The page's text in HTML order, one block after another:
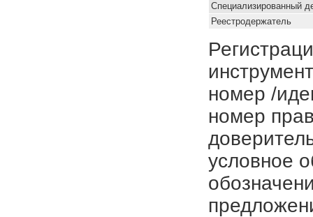
Специализированный
Реестродержатель
номер /
номер
условное